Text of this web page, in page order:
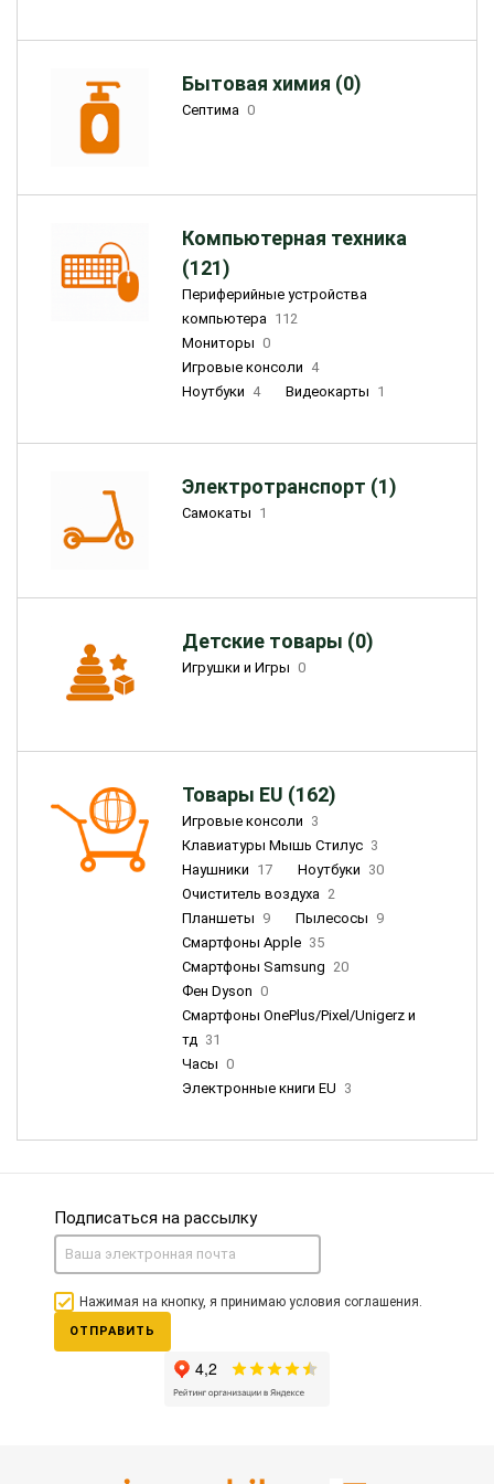
Бытовая химия (0)
Септима 0
Компьютерная техника
(121)
Периферийные устройства
компьютера 112
Мониторы 0
Игровые консоли 4
Ноутбуки 4 Видеокарты 1
Электротранспорт (1)
Самокаты 1
Детские товары (0)
Игрушки и Игры 0
Товары EU (162)
Игровые консоли 3
Клавиатуры Мышь Стилус 3
Наушники 17 Ноутбуки 30
Очиститель воздуха 2
Планшеты 9 Пылесосы 9
Смартфоны Apple 35
Смартфоны Samsung 20
Фен Dyson 0
Смартфоны OnePlus/Pixel/Unigerz и
тд 31
Часы 0
Электронные книги EU 3
Подписаться на рассылку
Нажимая на кнопку, я принимаю условия соглашения.
ОТПРАВИТЬ